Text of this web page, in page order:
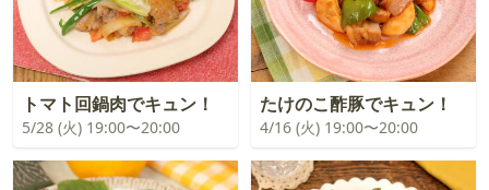
トマト回鍋肉でキュン！
5/28 (火) 19:00〜20:00
たけのこ酢豚でキュン！
4/16 (火) 19:00〜20:00